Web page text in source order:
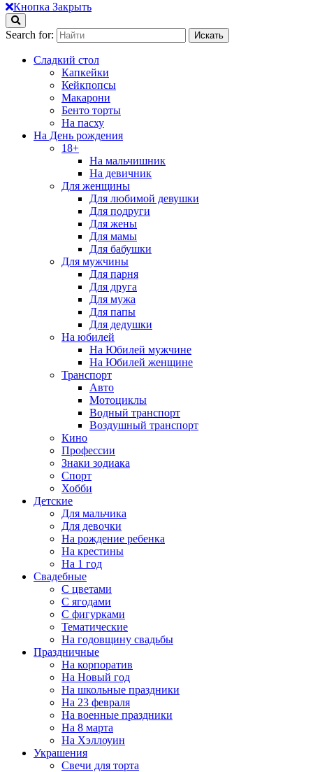
Кнопка Закрыть
Search for:
Сладкий стол
Капкейки
Кейкпопсы
Макарони
Бенто торты
На пасху
На День рождения
18+
На мальчишник
На девичник
Для женщины
Для любимой девушки
Для подруги
Для жены
Для мамы
Для бабушки
Для мужчины
Для парня
Для друга
Для мужа
Для папы
Для дедушки
На юбилей
На Юбилей мужчине
На Юбилей женщине
Транспорт
Авто
Мотоциклы
Водный транспорт
Воздушный транспорт
Кино
Профессии
Знаки зодиака
Спорт
Хобби
Детские
Для мальчика
Для девочки
На рождение ребенка
На крестины
На 1 год
Свадебные
С цветами
С ягодами
С фигурками
Тематические
На годовщину свадьбы
Праздничные
На корпоратив
На Новый год
На школьные праздники
На 23 февраля
На военные праздники
На 8 марта
На Хэллоуин
Украшения
Свечи для торта